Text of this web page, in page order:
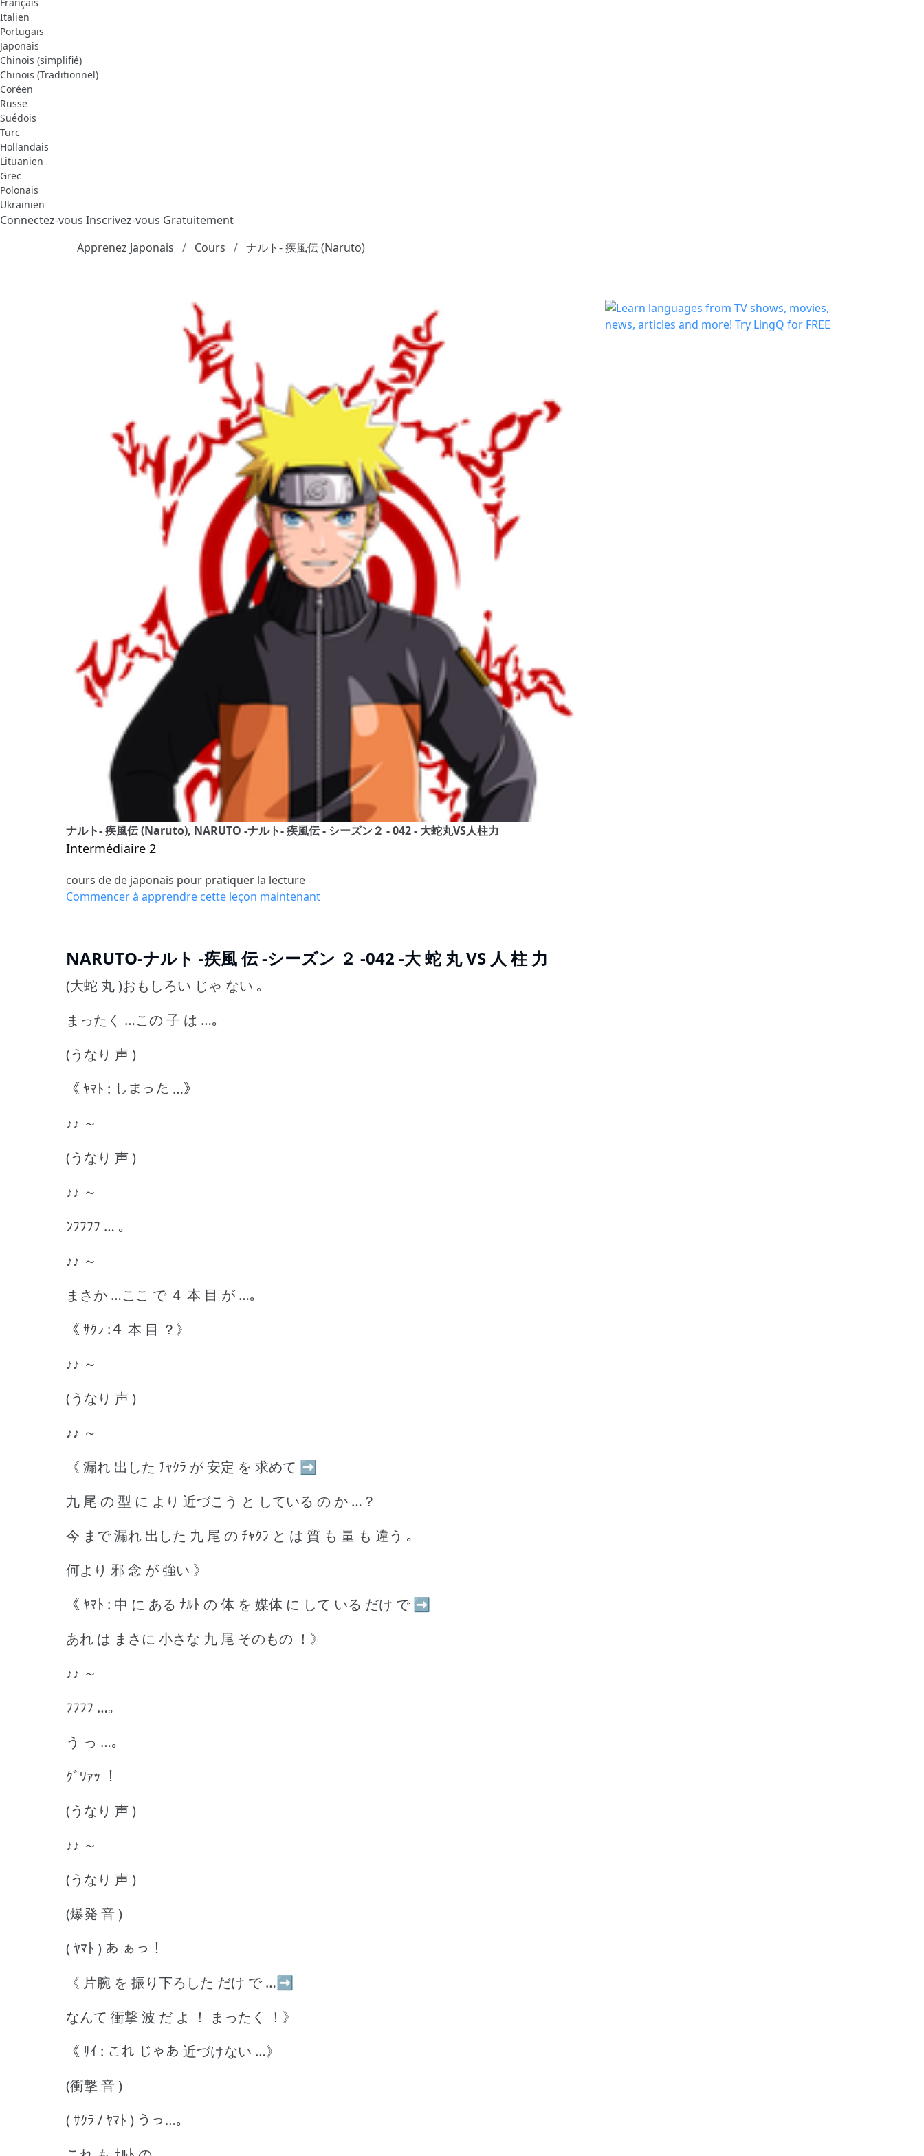
Italien
Portugais
Japonais
Chinois (simplifié)
Chinois (Traditionnel)
Coréen
Russe
Suédois
Turc
Hollandais
Lituanien
Grec
Polonais
Ukrainien
Connectez-vous Inscrivez-vous Gratuitement
Apprenez Japonais
Cours ナルト- 疾風伝 (Naruto)
ナルト- 疾風伝 (Naruto), NARUTO -ナルト- 疾風伝 - シーズン２ - 042 - 大蛇丸VS人柱力
Intermédiaire 2
cours de de japonais pour pratiquer la lecture
Commencer à apprendre cette leçon maintenant
NARUTO-ナルト -疾風 伝 -シーズン ２ -042 -大 蛇 丸 VS 人 柱 力
(大蛇 丸 )おもしろい じゃ ない ｡
まったく …この 子 は …｡
(うなり 声 )
《 ﾔﾏﾄ : しまった …》
♪♪ ～
(うなり 声 )
♪♪ ～
ﾝﾌﾌﾌﾌ … ｡
♪♪ ～
まさか …ここ で ４ 本 目 が …｡
《 ｻｸﾗ :４ 本 目 ？》
♪♪ ～
(うなり 声 )
♪♪ ～
《 漏れ 出した ﾁｬｸﾗ が 安定 を 求めて ➡
九 尾 の 型 に より 近づこう と している の か …？
今 まで 漏れ 出した 九 尾 の ﾁｬｸﾗ と は 質 も 量 も 違う ｡
何より 邪 念 が 強い 》
《 ﾔﾏﾄ : 中 に ある ﾅﾙﾄ の 体 を 媒体 に して いる だけ で ➡
あれ は まさに 小さな 九 尾 そのもの ！》
♪♪ ～
ﾌﾌﾌﾌ …｡
う っ …｡
ｸﾞﾜｧｯ ！
(うなり 声 )
♪♪ ～
(うなり 声 )
(爆発 音 )
( ﾔﾏﾄ ) あ ぁっ！
《 片腕 を 振り下ろした だけ で …➡
なんて 衝撃 波 だ よ ！ まったく ！》
《 ｻｲ : これ じゃあ 近づけない …》
(衝撃 音 )
( ｻｸﾗ / ﾔﾏﾄ ) うっ…｡